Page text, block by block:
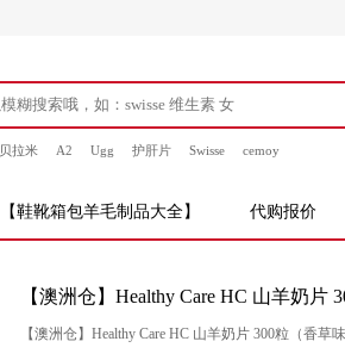
贝拉米 A2 Ugg 护肝片 Swisse cemoy
【鞋靴箱包羊毛制品大全】 代购报价
【澳洲仓】Healthy Care HC 山羊奶片
【澳洲仓】Healthy Care HC 山羊奶片 300粒（香草